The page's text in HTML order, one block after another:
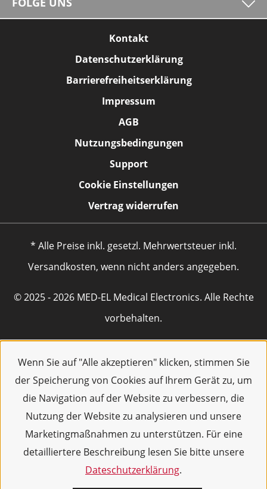
Wenn Sie auf "Alle akzeptieren" klicken, stimmen Sie
der Speicherung von Cookies auf Ihrem Gerät zu, um
die Navigation auf der Website zu verbessern, die
Nutzung der Website zu analysieren und unsere
Marketingmaßnahmen zu unterstützen. Für eine
detailliertere Beschreibung lesen Sie bitte unsere
Dateschutzerklärung.
Kontakt
Datenschutzerklärung
Barrierefreiheitserklärung
Impressum
AGB
Nutzungsbedingungen
Support
Cookie Einstellungen
Vertrag widerrufen
* Alle Preise inkl. gesetzl. Mehrwertsteuer inkl.
Versandkosten, wenn nicht anders angegeben.
© 2025 - 2026 MED-EL Medical Electronics. Alle Rechte
vorbehalten.